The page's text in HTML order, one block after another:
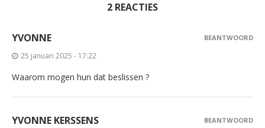
2 REACTIES
YVONNE
25 januari 2025 - 17:22
Waarom mogen hun dat beslissen ?
BEANTWOORD
YVONNE KERSSENS BEANTWOORD